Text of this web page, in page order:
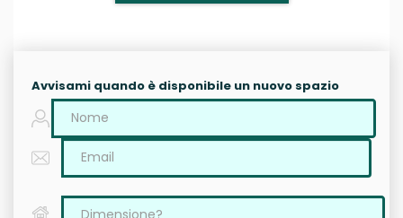
Avvisami quando è disponibile un nuovo spazio